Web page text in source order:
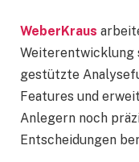
WeberKraus
Weiterentwicklung
gestützte
Features und
Anlegern noch
Entscheidungen